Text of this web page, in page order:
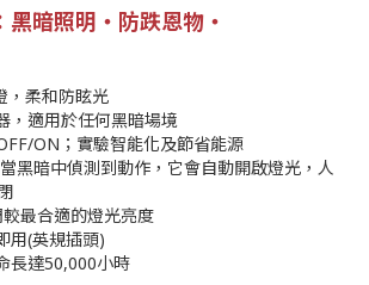
黑暗照明 ‧ 防跌恩物‧
，柔和防眩光
，適用於任何黑暗場境
ON；實驗智能化及節省能源
黑暗中偵測到動作，它會自動開啟燈光，人
最合適的燈光亮度
用(英規插頭)
長達50,000小時